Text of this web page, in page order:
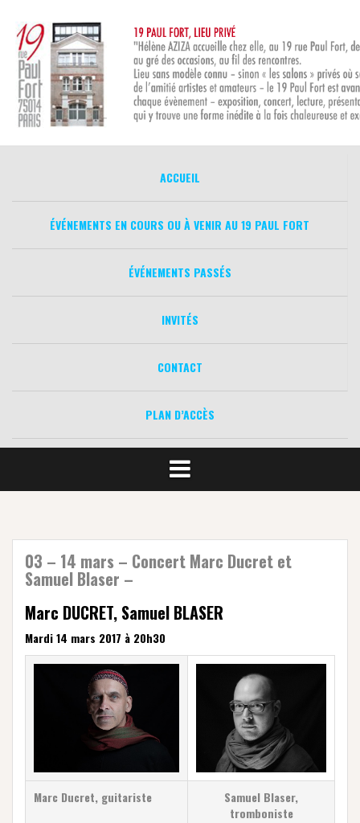
contenu
ACCUEIL
ÉVÉNEMENTS EN COURS OU À VENIR AU 19 PAUL FORT
ÉVÉNEMENTS PASSÉS
INVITÉS
CONTACT
PLAN D’ACCÈS
03 – 14 mars – Concert Marc Ducret et
Samuel Blaser –
Marc DUCRET, Samuel BLASER
Mardi 14 mars 2017 à 20h30
Marc Ducret, guitariste
Samuel Blaser,
tromboniste